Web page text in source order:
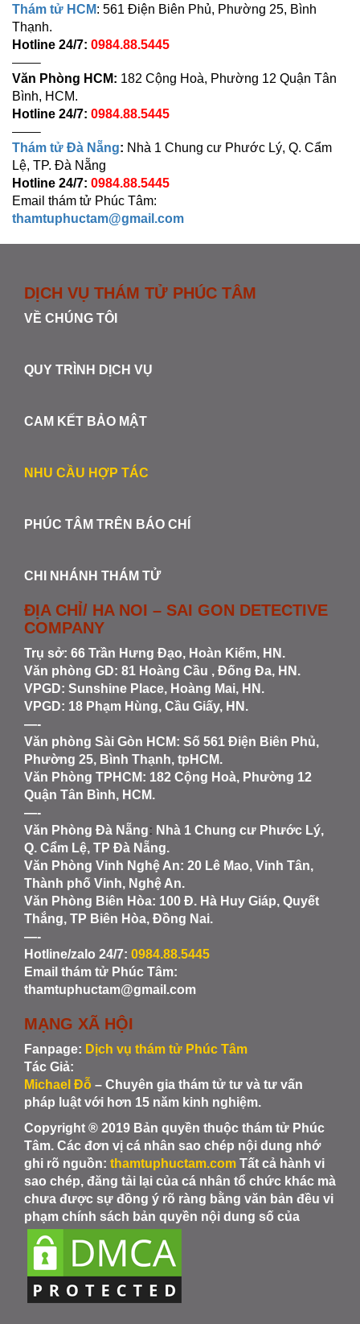
Thám tử HCM: 561 Điện Biên Phủ, Phường 25, Bình
Thạnh.
Hotline 24/7: 0984.88.5445
——–
Văn Phòng HCM: 182 Cộng Hoà, Phường 12 Quận Tân
Bình, HCM.
Hotline 24/7: 0984.88.5445
——–
Thám tử Đà Nẵng: Nhà 1 Chung cư Phước Lý, Q. Cẩm
Lệ, TP. Đà Nẵng
Hotline 24/7: 0984.88.5445
Email thám tử Phúc Tâm:
thamtuphuctam@gmail.com
DỊCH VỤ THÁM TỬ PHÚC TÂM
VỀ CHÚNG TÔI
QUY TRÌNH DỊCH VỤ
CAM KẾT BẢO MẬT
NHU CẦU HỢP TÁC
PHÚC TÂM TRÊN BÁO CHÍ
CHI NHÁNH THÁM TỬ
ĐỊA CHỈ/ HA NOI – SAI GON DETECTIVE
COMPANY
Trụ sở: 66 Trần Hưng Đạo, Hoàn Kiếm, HN.
Văn phòng GD: 81 Hoàng Cầu , Đống Đa, HN.
VPGD: Sunshine Place, Hoàng Mai, HN.
VPGD: 18 Phạm Hùng, Cầu Giấy, HN.
—-
Văn phòng Sài Gòn HCM: Số 561 Điện Biên Phủ,
Phường 25, Bình Thạnh, tpHCM.
Văn Phòng TPHCM: 182 Cộng Hoà, Phường 12
Quận Tân Bình, HCM.
—-
Văn Phòng Đà Nẵng: Nhà 1 Chung cư Phước Lý,
Q. Cẩm Lệ, TP Đà Nẵng.
Văn Phòng Vinh Nghệ An: 20 Lê Mao, Vinh Tân,
Thành phố Vinh, Nghệ An.
Văn Phòng Biên Hòa: 100 Đ. Hà Huy Giáp, Quyết
Thắng, TP Biên Hòa, Đồng Nai.
—-
Hotline/zalo 24/7: 0984.88.5445
Email thám tử Phúc Tâm:
thamtuphuctam@gmail.com
MẠNG XÃ HỘI
Fanpage: Dịch vụ thám tử Phúc Tâm
Tác Giả:
Michael Đỗ – Chuyên gia thám tử tư và tư vấn
pháp luật với hơn 15 năm kinh nghiệm.
Copyright ® 2019 Bản quyền thuộc thám tử Phúc
Tâm. Các đơn vị cá nhân sao chép nội dung nhớ
ghi rõ nguồn: thamtuphuctam.com Tất cả hành vi
sao chép, đăng tải lại của cá nhân tổ chức khác mà
chưa được sự đồng ý rõ ràng bằng văn bản đều vi
phạm chính sách bản quyền nội dung số của